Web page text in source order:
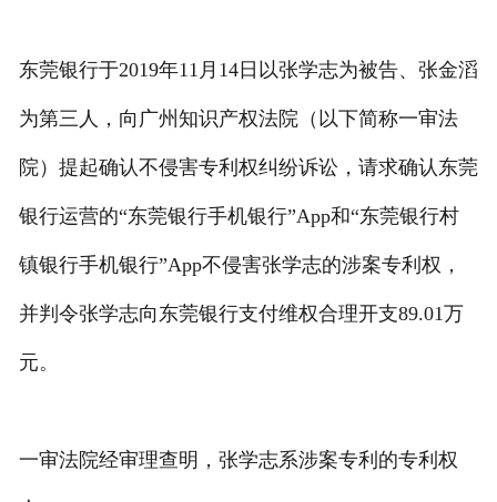
东莞银行于2019年11月14日以张学志为被告、张金滔
为第三人，向广州知识产权法院（以下简称一审法
院）提起确认不侵害专利权纠纷诉讼，请求确认东莞
银行运营的“东莞银行手机银行”App和“东莞银行村
镇银行手机银行”App不侵害张学志的涉案专利权，
并判令张学志向东莞银行支付维权合理开支89.01万
元。
一审法院经审理查明，张学志系涉案专利的专利权